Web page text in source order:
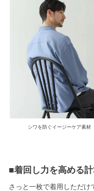
シワを防ぐイージーケア素材
■着回し力を高める
さっと一枚で着用しただけ